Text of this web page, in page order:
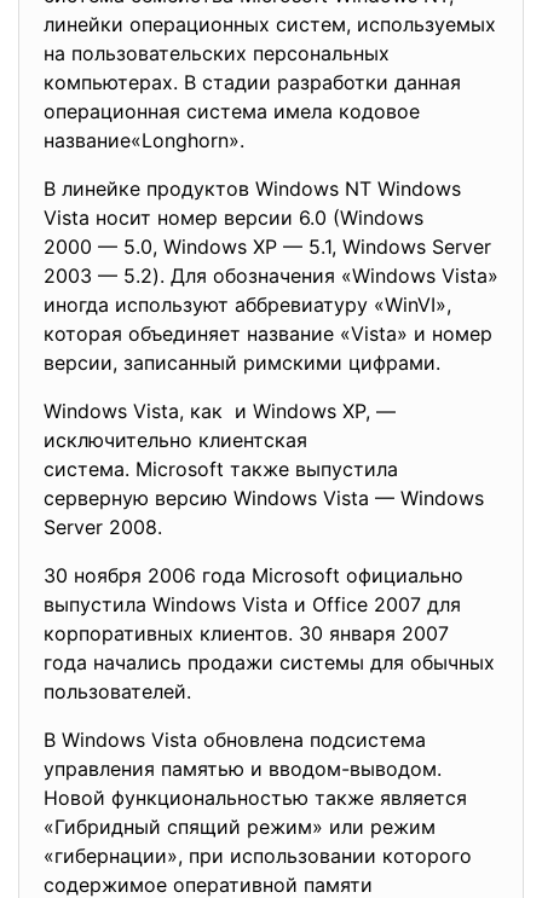
линейки операционных систем, используемых
на пользовательских персональных
компьютерах. В стадии разработки данная
операционная система имела кодовое
название«Longhorn».
В линейке продуктов Windows NT Windows
Vista носит номер версии 6.0 (Windows
2000 — 5.0, Windows XP — 5.1, Windows Server
2003 — 5.2). Для обозначения «Windows Vista»
иногда используют аббревиатуру «WinVI»,
которая объединяет название «Vista» и номер
версии, записанный римскими цифрами.
Windows Vista, как и Windows XP, —
исключительно клиентская
система. Microsoft также выпустила
серверную версию Windows Vista — Windows
Server 2008.
30 ноября 2006 года Microsoft официально
выпустила Windows Vista и Office 2007 для
корпоративных клиентов. 30 января 2007
года начались продажи системы для обычных
пользователей.
В Windows Vista обновлена подсистема
управления памятью и вводом-выводом.
Новой функциональностью также является
«Гибридный спящий режим» или режим
«гибернации», при использовании которого
содержимое оперативной памяти